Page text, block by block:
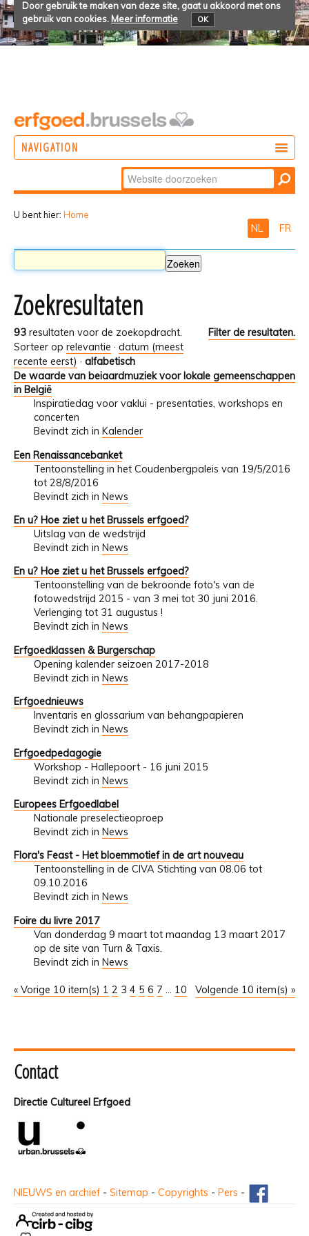
Door gebruik te maken van deze site, gaat u akkoord met ons
gebruik van cookies. Meer informatie OK
NAVIGATION
Zoek
Geavanceerd
U bent hier: Home
NL FR
Zoekresultaten
93 resultaten voor de zoekopdracht.
Filter de resultaten.
Sorteer op relevantie · datum (meest
recente eerst) · alfabetisch
De waarde van beiaardmuziek voor lokale gemeenschappen
in België
Inspiratiedag voor vaklui - presentaties, workshops en
concerten
Bevindt zich in Kalender
Een Renaissancebanket
Tentoonstelling in het Coudenbergpaleis van 19/5/2016
tot 28/8/2016
Bevindt zich in News
En u? Hoe ziet u het Brussels erfgoed?
Uitslag van de wedstrijd
Bevindt zich in News
En u? Hoe ziet u het Brussels erfgoed?
Tentoonstelling van de bekroonde foto's van de
fotowedstrijd 2015 - van 3 mei tot 30 juni 2016.
Verlenging tot 31 augustus !
Bevindt zich in News
Erfgoedklassen & Burgerschap
Opening kalender seizoen 2017-2018
Bevindt zich in News
Erfgoednieuws
Inventaris en glossarium van behangpapieren
Bevindt zich in News
Erfgoedpedagogie
Workshop - Hallepoort - 16 juni 2015
Bevindt zich in News
Europees Erfgoedlabel
Nationale preselectieoproep
Bevindt zich in News
Flora's Feast - Het bloemmotief in de art nouveau
Tentoonstelling in de CIVA Stichting van 08.06 tot
09.10.2016
Bevindt zich in News
Foire du livre 2017
Van donderdag 9 maart tot maandag 13 maart 2017
op de site van Turn & Taxis.
Bevindt zich in News
« Vorige 10 item(s) Volgende 10 item(s) »
1 2 3 4 5 6 7 ... 10
Contact
Directie Cultureel Erfgoed
NIEUWS en archief - Sitemap - Copyrights - Pers -